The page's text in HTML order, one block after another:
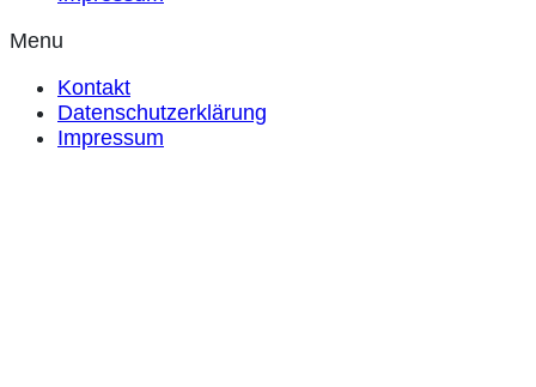
Menu
Kontakt
Datenschutzerklärung
Impressum